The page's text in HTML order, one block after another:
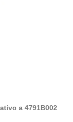
a 4791B002